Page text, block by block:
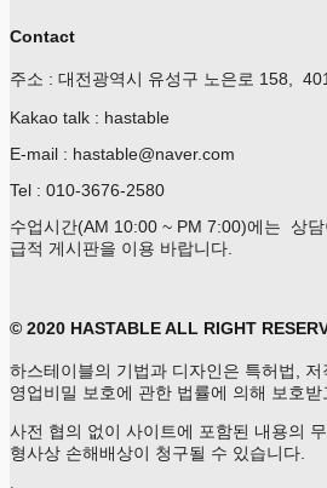
Contact
주소 : 대전광역시 유성구 노은로 158,
Kakao talk : hastable
E-mail : hastable@naver.com
Tel : 010-3676-2580
수업시간(AM 10:00 ~ PM 7:00)에는 상
급적 게시판을 이용 바랍니다.
© 2020 HASTABLE ALL RIGHT
하스테이블의 기법과 디자인은 특허법,
영업비밀 보호에 관한 법률에 의해 보호받
사전 협의 없이 사이트에 포함된 내용의
형사상 손해배상이 청구될 수 있습니다.